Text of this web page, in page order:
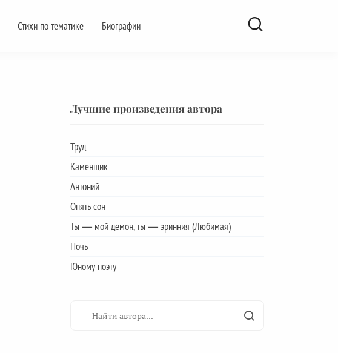
Стихи по тематике Биографии
Лучшие произведения автора
Труд
Каменщик
Антоний
Опять сон
Ты — мой демон, ты — эринния (Любимая)
Ночь
Юному поэту